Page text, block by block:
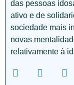
das pessoas
ativo e de
sociedade mais
novas
relativamente à